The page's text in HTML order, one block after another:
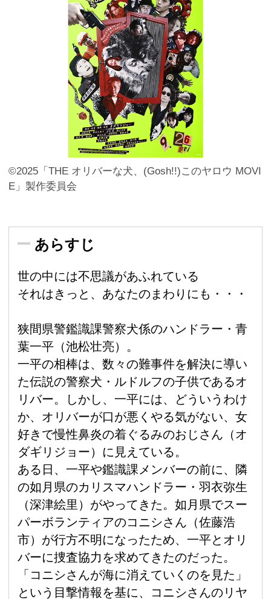
©2025「THE オリバーな犬、(Gosh!!)このヤロウ MOVI
E」製作委員会
あらすじ
世の中には不思議があふれている
それはきっと、あなたのまわりにも・・・
狭間県警鑑識課警察犬係のハンドラー・青
葉一平（池松壮亮）。
一平の相棒は、数々の難事件を解決に導い
た伝説の警察犬・ルドルフの子供であるオ
リバー。しかし、一平には、どういうわけ
か、オリバーが口が悪くやる気がない、女
好きで慢性鼻炎の着ぐるみのおじさん（オ
ダギリジョー）に見えている。
ある日、一平や鑑識課メンバーの前に、隣
の如月県のカリスマハンドラー・羽衣弥生
（深津絵里）がやってきた。如月県でスー
パーボランティアのコニシさん（佐藤浩
市）が行方不明になったため、一平とオリ
バーに捜査協力を求めてきたのだった。
「コニシさんが海に消えていくのを見た」
という目撃情報を基に、コニシさんのリヤ